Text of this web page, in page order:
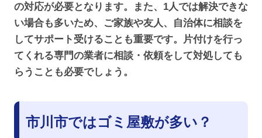
の対応が必要となります。また、1人では解決できな
い場合も多いため、ご家族や友人、自治体に相談を
してサポート受けることも重要です。片付けを行っ
てくれる専門の業者に相談・依頼をして対処しても
らうことも必要でしょう。
市川市ではゴミ屋敷が多い？